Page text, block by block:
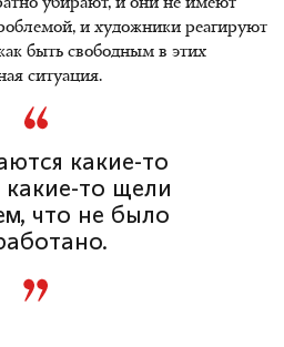
убирают, и они не имеют
и художники реагируют
быть свободным в этих
ситуация.
какие-то
какие-то щели
что не было